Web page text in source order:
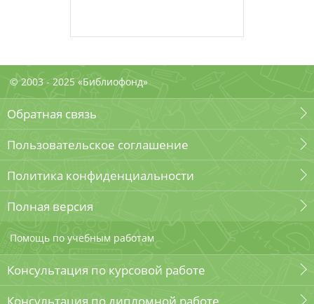
© 2003 - 2025 «Библиофонд»
Обратная связь
Пользовательское соглашение
Политика конфиденциальности
Полная версия
Помощь по учебным работам
Консультация по курсовой работе
Консультация по дипломной работе